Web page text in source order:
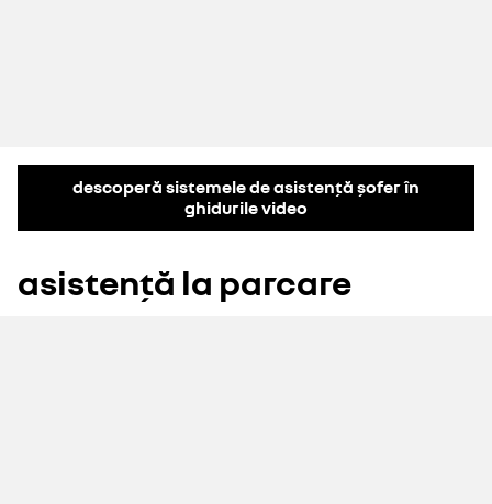
descoperă sistemele de asistență șofer în
ghidurile video
asistență la parcare